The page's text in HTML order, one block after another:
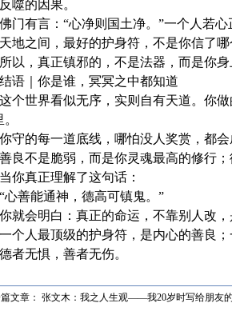
噬的因果。
佛门有言： “心净则国土净。”一个人若
天地之间，最好的护身符，不是你信了
所以，真正镇邪的，不是法器，而是你
结语｜你是谁，冥冥之中都知道
这个世界看似无序，实则自有天道。你
你守的每一道底线，哪怕没人奖赏，都
善良不是脆弱，而是你灵魂最高的修行
当你真正理解了这句话：
“心善能通神，德高可镇鬼。”
你就会明白：真正的命运，不靠别人改
一个人最顶级的护身符，是内心的善良
者无惧，善者无伤。
文章： 张文木：我之人生观——我20岁时写给朋友